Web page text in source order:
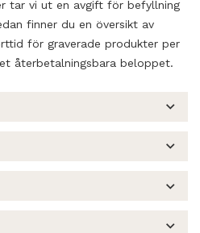
tar vi ut en avgift för befyllning
finner du en översikt av
för graverade produkter per
återbetalningsbara beloppet.